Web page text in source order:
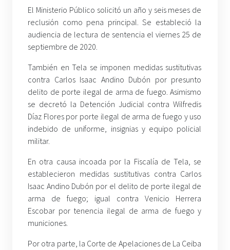
El Ministerio Público solicitó un año y seis meses de
reclusión como pena principal. Se estableció la
audiencia de lectura de sentencia el viernes 25 de
septiembre de 2020.
También en Tela se imponen medidas sustitutivas
contra Carlos Isaac Andino Dubón por presunto
delito de porte ilegal de arma de fuego. Asimismo
se decretó la Detención Judicial contra Wilfredis
Díaz Flores por porte ilegal de arma de fuego y uso
indebido de uniforme, insignias y equipo policial
militar.
En otra causa incoada por la Fiscalía de Tela, se
establecieron medidas sustitutivas contra Carlos
Isaac Andino Dubón por el delito de porte ilegal de
arma de fuego; igual contra Venicio Herrera
Escobar por tenencia ilegal de arma de fuego y
municiones.
Por otra parte, la Corte de Apelaciones de La Ceiba